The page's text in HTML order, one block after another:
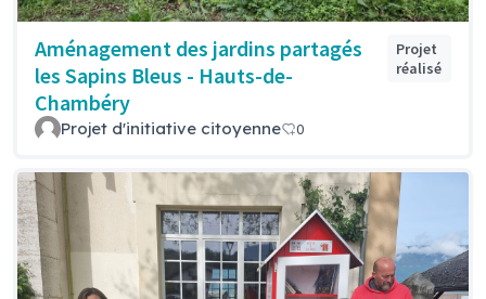
Aménagement des jardins partagés
les Sapins Bleus - Hauts-de-
Chambéry
Projet
réalisé
Projet d'initiative citoyenne 0